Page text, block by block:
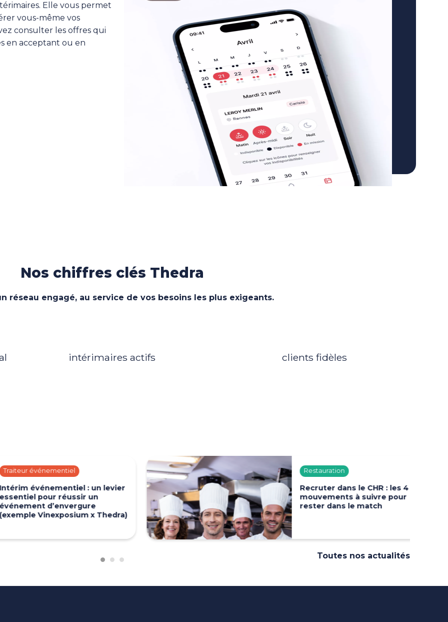
Elle vous permet
vous-même vos
consulter les offres qui
en acceptant ou en
Nos chiffres clés Thedra
réseau engagé, au service de vos besoins les plus exigeants.
intérimaires actifs clients fidèles
: un levier
pour réussir un
d’envergure
Vinexposium x Thedra)
Restauration
Recruter dans le CHR : les 4
mouvements à suivre pour
rester dans le match
Toutes nos actualités